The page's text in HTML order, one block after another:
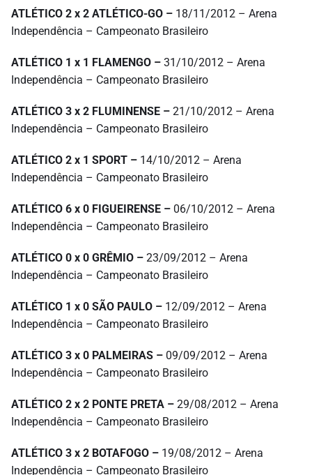
ATLÉTICO 2 x 2 ATLÉTICO-GO – 18/11/2012 – Arena
Independência – Campeonato Brasileiro
ATLÉTICO 1 x 1 FLAMENGO – 31/10/2012 – Arena
Independência – Campeonato Brasileiro
ATLÉTICO 3 x 2 FLUMINENSE – 21/10/2012 – Arena
Independência – Campeonato Brasileiro
ATLÉTICO 2 x 1 SPORT – 14/10/2012 – Arena
Independência – Campeonato Brasileiro
ATLÉTICO 6 x 0 FIGUEIRENSE – 06/10/2012 – Arena
Independência – Campeonato Brasileiro
ATLÉTICO 0 x 0 GRÊMIO – 23/09/2012 – Arena
Independência – Campeonato Brasileiro
ATLÉTICO 1 x 0 SÃO PAULO – 12/09/2012 – Arena
Independência – Campeonato Brasileiro
ATLÉTICO 3 x 0 PALMEIRAS – 09/09/2012 – Arena
Independência – Campeonato Brasileiro
ATLÉTICO 2 x 2 PONTE PRETA – 29/08/2012 – Arena
Independência – Campeonato Brasileiro
ATLÉTICO 3 x 2 BOTAFOGO – 19/08/2012 – Arena
Independência – Campeonato Brasileiro